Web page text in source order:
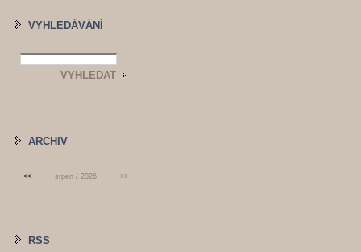
VYHLEDÁVÁNÍ
ARCHIV
<< srpen / 2026 >>
RSS